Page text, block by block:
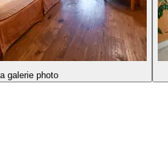
galerie photo